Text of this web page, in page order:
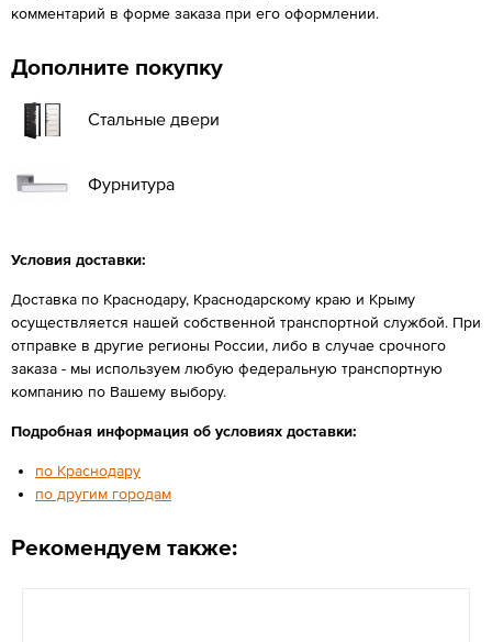
комментарий в форме заказа при его оформлении.
Дополните покупку
Стальные двери
Фурнитура
Условия доставки:
Доставка по Краснодару, Краснодарскому краю и Крыму
осуществляется нашей собственной транспортной службой. При
отправке в другие регионы России, либо в случае срочного
заказа - мы используем любую федеральную транспортную
компанию по Вашему выбору.
Подробная информация об условиях доставки:
по Краснодару
по другим городам
Рекомендуем также: